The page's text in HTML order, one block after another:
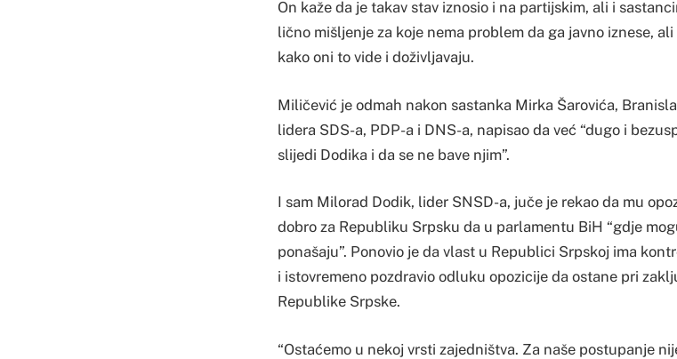
On kaže da je takav stav iznosio i na partijskim, ali i
lično mišljenje za koje nema problem da ga javno iznese,
kako oni to vide i doživljavaju.
Miličević je odmah nakon sastanka Mirka Šarovića,
lidera SDS-a, PDP-a i DNS-a, napisao da već “dugo i
slijedi Dodika i da se ne bave njim”.
I sam Milorad Dodik, lider SNSD-a, juče je rekao da mu
dobro za Republiku Srpsku da u parlamentu BiH “gdje
ponašaju”. Ponovio je da vlast u Republici Srpskoj ima
i istovremeno pozdravio odluku opozicije da ostane pri
Republike Srpske.
“Ostaćemo u nekoj vrsti zajedništva. Za naše postupanje